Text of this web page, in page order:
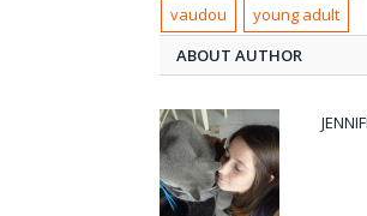
fenêtre) fenêtre)
vaudou
young adult
ABOUT AUTHOR